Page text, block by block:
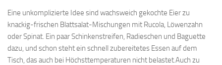
Eine unkomplizierte Idee sind wachsweich gekochte Eier zu
knackig-frischen Blattsalat-Mischungen mit Rucola, Löwenzahn
oder Spinat. Ein paar Schinkenstreifen, Radieschen und Baguette
dazu, und schon steht ein schnell zubereitetes Essen auf dem
Tisch, das auch bei Höchsttemperaturen nicht belastet.Auch zu